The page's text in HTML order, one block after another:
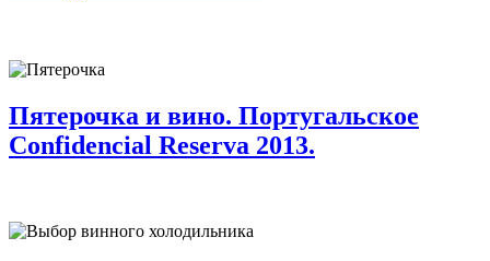
Пятерочка и вино. Португальское
Confidencial Reserva 2013.